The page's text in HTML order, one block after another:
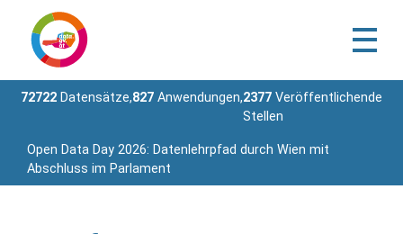
72722 Datensätze,827 Anwendungen,2377 Veröffentlichende
Stellen
Open Data Day 2026: Datenlehrpfad durch Wien mit
Abschluss im Parlament